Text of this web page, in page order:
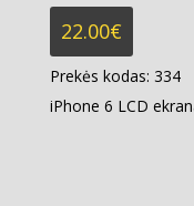
22.00€
Prekės kodas: 334
iPhone 6 LCD